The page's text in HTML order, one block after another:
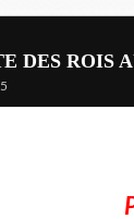
DES ROIS